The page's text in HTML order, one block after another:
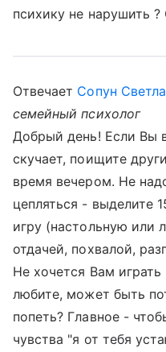
психику не нарушить ?
Отвечает Сопун
семейный психолог
Добрый день! Если Вы
скучает, поищите
время вечером. Не
цепляться - выделите
игру (настольную или
отдачей, похвалой,
Не хочется Вам
любите, может быть
попеть? Главное -
чувства "я от тебя